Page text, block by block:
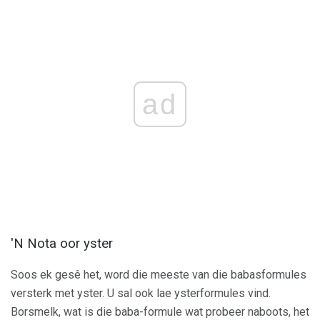
ad
'N Nota oor yster
Soos ek gesê het, word die meeste van die babasformules
versterk met yster. U sal ook lae ysterformules vind.
Borsmelk, wat is die baba-formule wat probeer naboots, het